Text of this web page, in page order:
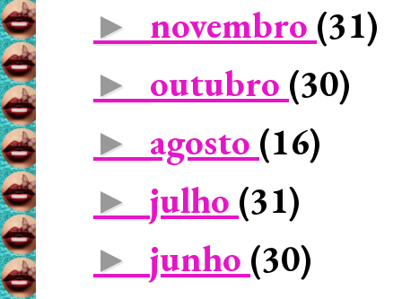
► novembro (31)
► outubro (30)
► agosto (16)
► julho (31)
► junho (30)